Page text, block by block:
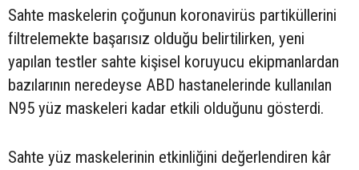
Sahte maskelerin çoğunun koronavirüs partiküllerini
filtrelemekte başarısız olduğu belirtilirken, yeni
yapılan testler sahte kişisel koruyucu ekipmanlardan
bazılarının neredeyse ABD hastanelerinde kullanılan
N95 yüz maskeleri kadar etkili olduğunu gösterdi.
Sahte yüz maskelerinin etkinliğini değerlendiren kâr